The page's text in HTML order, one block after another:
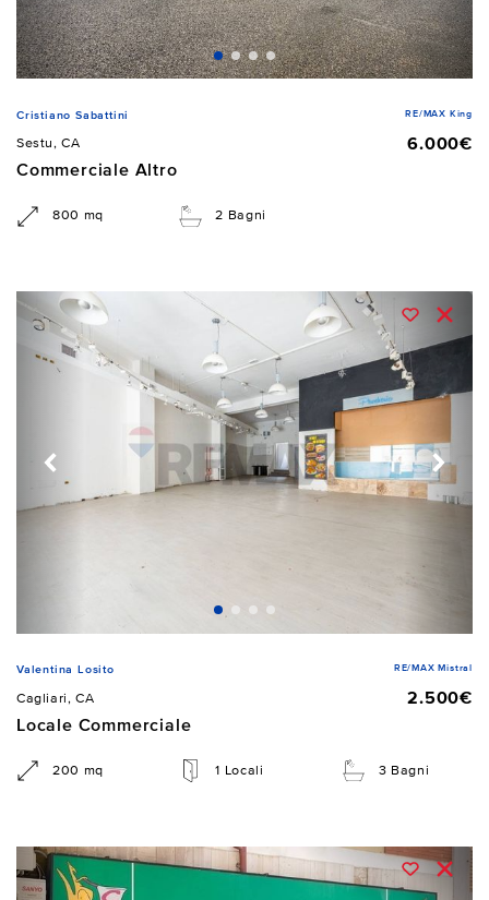
Cristiano Sabattini RE/MAX King
Sestu, CA
6.000€
Commerciale Altro
800 mq 2 Bagni
Valentina Losito RE/MAX Mistral
Cagliari, CA
2.500€
Locale Commerciale
200 mq 1 Locali 3 Bagni